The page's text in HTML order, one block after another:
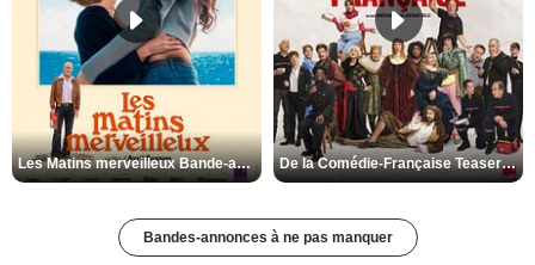
Les Matins merveilleux Bande-annonce VF De la Comédie-Française Teaser VF
Bandes-annonces à ne pas manquer